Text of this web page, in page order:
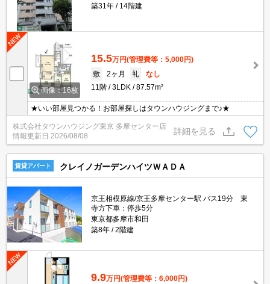
築31年
14階建
画像：16枚
15.5万円(管理費等：5,000円)
敷
2ヶ月 礼
なし
11階
3LDK 87.57m²
★いい部屋見つかる！お部屋探しはタウンハウジングまで♪★
株式会社タウンハウジング東京 多摩センター店
情報更新日 2026/08/08
詳細を見る
賃貸アパート クレイノガーデンハイツＷＡＤＡ
京王相模原線/京王多摩センター駅 バス19分 東
寺方下車：停歩5分
東京都多摩市和田
築8年
2階建
9.9万円(管理費等：6,000円)